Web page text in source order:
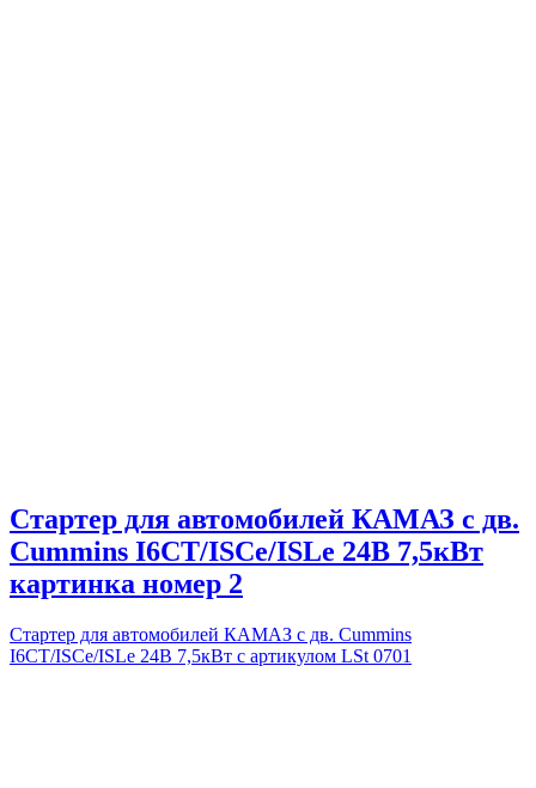
Стартер для автомобилей КАМАЗ с дв.
Cummins I6CT/ISCe/ISLe 24В 7,5кВт
картинка номер 2
Стартер для автомобилей КАМАЗ с дв. Cummins
I6CT/ISCe/ISLe 24В 7,5кВт с артикулом LSt 0701